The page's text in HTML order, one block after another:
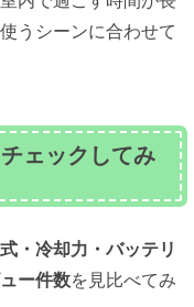
うシーンに合わせて
ェックしてみ
・冷却力・バッテリ
ー件数を見比べてみ